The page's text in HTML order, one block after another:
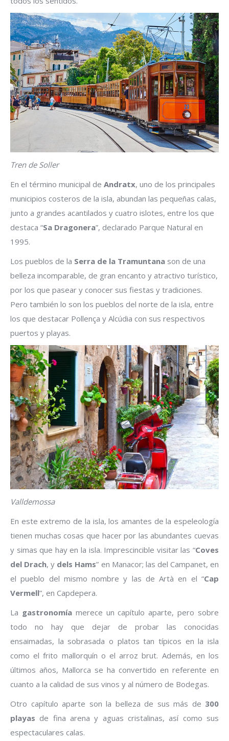
Tren de Soller
En el término municipal de Andratx, uno de los principales
municipios costeros de la isla, abundan las pequeñas calas,
junto a grandes acantilados y cuatro islotes, entre los que
destaca “Sa Dragonera”, declarado Parque Natural en
1995.
Los pueblos de la Serra de la Tramuntana son de una
belleza incomparable, de gran encanto y atractivo turístico,
por los que pasear y conocer sus fiestas y tradiciones.
Pero también lo son los pueblos del norte de la isla, entre
los que destacar Pollença y Alcúdia con sus respectivos
puertos y playas.
Valldemossa
En este extremo de la isla, los amantes de la espeleología
tienen muchas cosas que hacer por las abundantes cuevas
y simas que hay en la isla. Imprescincible visitar las “Coves
del Drach, y dels Hams” en Manacor; las del Campanet, en
el pueblo del mismo nombre y las de Artà en el “Cap
Vermell”, en Capdepera.
La gastronomíamerece un capítulo aparte, pero sobre
todo no hay que dejar de probar las conocidas
ensaimadas, la sobrasada o platos tan típicos en la isla
como el frito mallorquín o el arroz brut. Además, en los
últimos años, Mallorca se ha convertido en referente en
cuanto a la calidad de sus vinos y al número de Bodegas.
Otro capítulo aparte son la belleza de sus más de 300
playas de fina arena y aguas cristalinas, así como sus
espectaculares calas.